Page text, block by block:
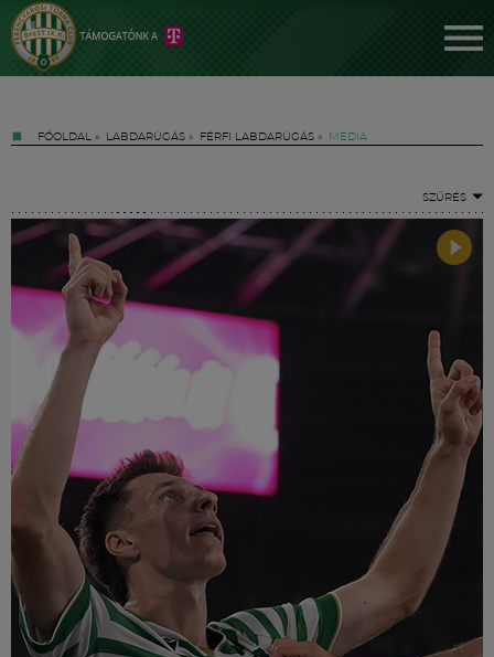
FŐOLDAL » LABDARÚGÁS » FÉRFI LABDARÚGÁS » MÉDIA
SZŰRÉS
Jegyek
FM YouTube +
Hírek
Labdarúgás
Szakosztályok
Meccscenter